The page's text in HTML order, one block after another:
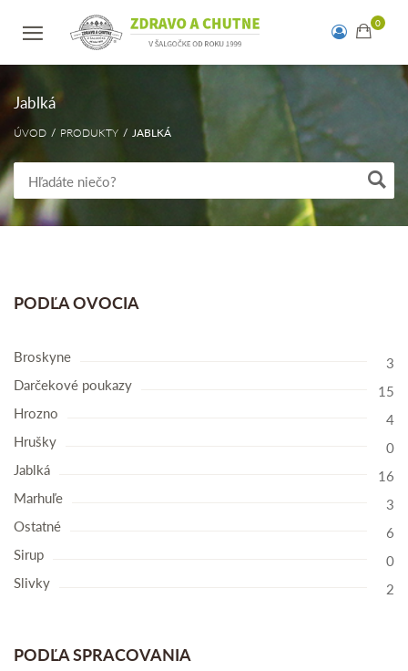
Jablká
ÚVOD PRODUKTY JABLKÁ
PODĽA OVOCIA
Broskyne
3
Darčekové poukazy
15
Hrozno
4
Hrušky
0
Jablká
16
Marhuľe
3
Ostatné
6
Sirup
0
Slivky
2
PODĽA SPRACOVANIA